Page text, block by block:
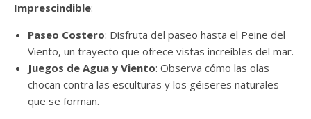
Imprescindible:
Paseo Costero: Disfruta del paseo hasta el Peine del
Viento, un trayecto que ofrece vistas increíbles del mar.
Juegos de Agua y Viento: Observa cómo las olas
chocan contra las esculturas y los géiseres naturales
que se forman.